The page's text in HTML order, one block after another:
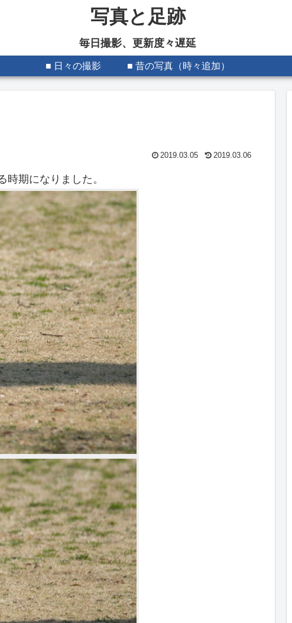
写真と足跡
毎日撮影、更新度々遅延
■ 日々の撮影 ■ 昔の写真（時々追加）
2019.03.05 2019.03.06
期になりました。